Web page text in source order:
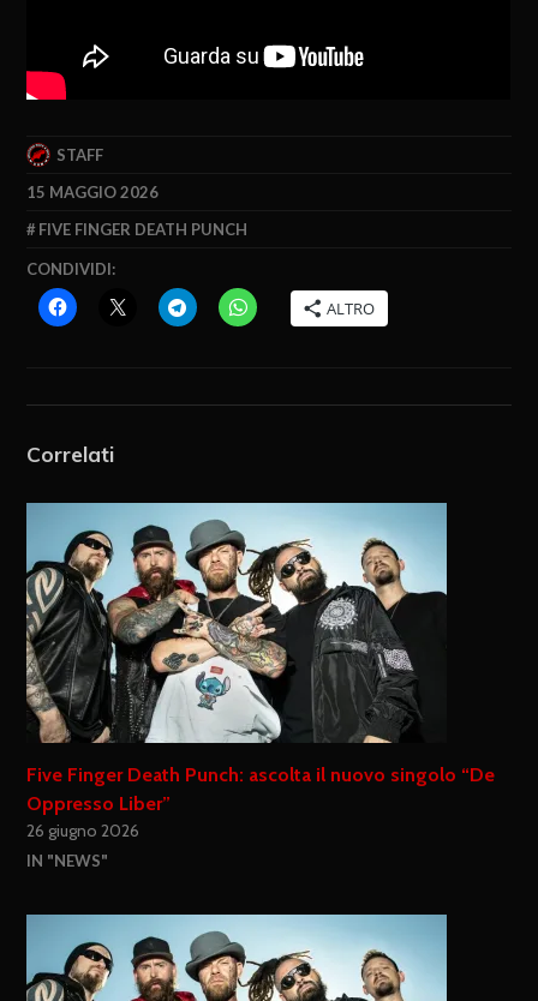
STAFF
15 MAGGIO 2026
FIVE FINGER DEATH PUNCH
CONDIVIDI:
ALTRO
Correlati
Five Finger Death Punch: ascolta il nuovo singolo “De
Oppresso Liber”
26 giugno 2026
IN "NEWS"